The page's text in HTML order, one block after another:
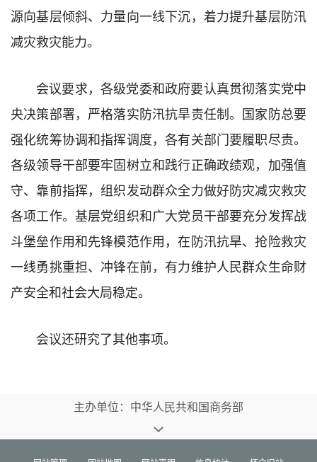
源向基层倾斜、力量向一线下沉，着力提升基层防汛
减灾救灾能力。
会议要求，各级党委和政府要认真贯彻落实党中
央决策部署，严格落实防汛抗旱责任制。国家防总要
强化统筹协调和指挥调度，各有关部门要履职尽责。
各级领导干部要牢固树立和践行正确政绩观，加强值
守、靠前指挥，组织发动群众全力做好防灾减灾救灾
各项工作。基层党组织和广大党员干部要充分发挥战
斗堡垒作用和先锋模范作用，在防汛抗旱、抢险救灾
一线勇挑重担、冲锋在前，有力维护人民群众生命财
产安全和社会大局稳定。
会议还研究了其他事项。
主办单位：中华人民共和国商务部